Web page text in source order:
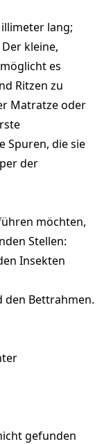
lang;
kleine,
es
Ritzen zu
Matratze oder
Spuren, die sie
der
möchten,
Stellen:
Insekten
den Bettrahmen.
gefunden